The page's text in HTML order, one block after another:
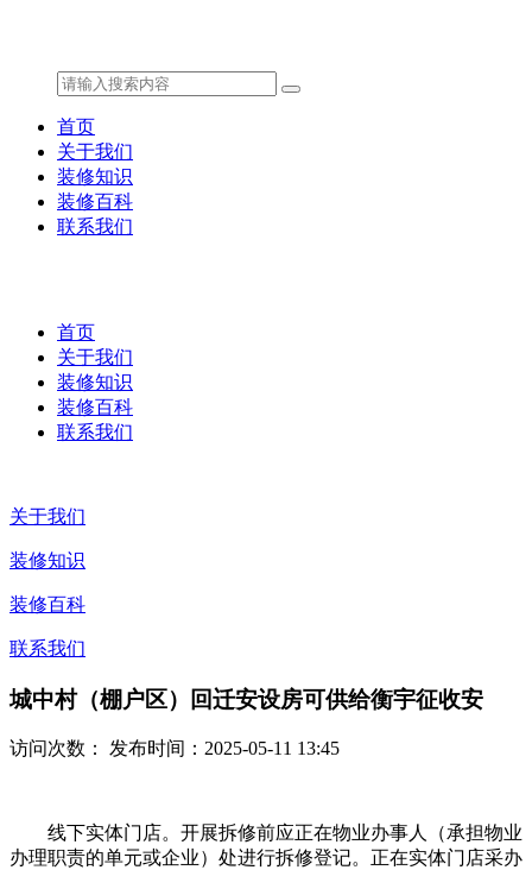
首页
关于我们
装修知识
装修百科
联系我们
首页
关于我们
装修知识
装修百科
联系我们
关于我们
装修知识
装修百科
联系我们
城中村（棚户区）回迁安设房可供给衡宇征收安
访问次数： 发布时间：2025-05-11 13:45
线下实体门店。开展拆修前应正在物业办事人（承担物业
办理职责的单元或企业）处进行拆修登记。正在实体门店采办